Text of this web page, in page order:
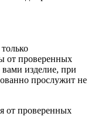
от проверенных
изделие, при
прослужит не
от проверенных